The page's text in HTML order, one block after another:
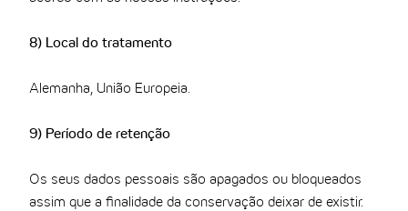
8) Local do tratamento
Alemanha, União Europeia.
9) Período de retenção
Os seus dados pessoais são apagados ou bloqueados
assim que a finalidade da conservação deixar de existir.